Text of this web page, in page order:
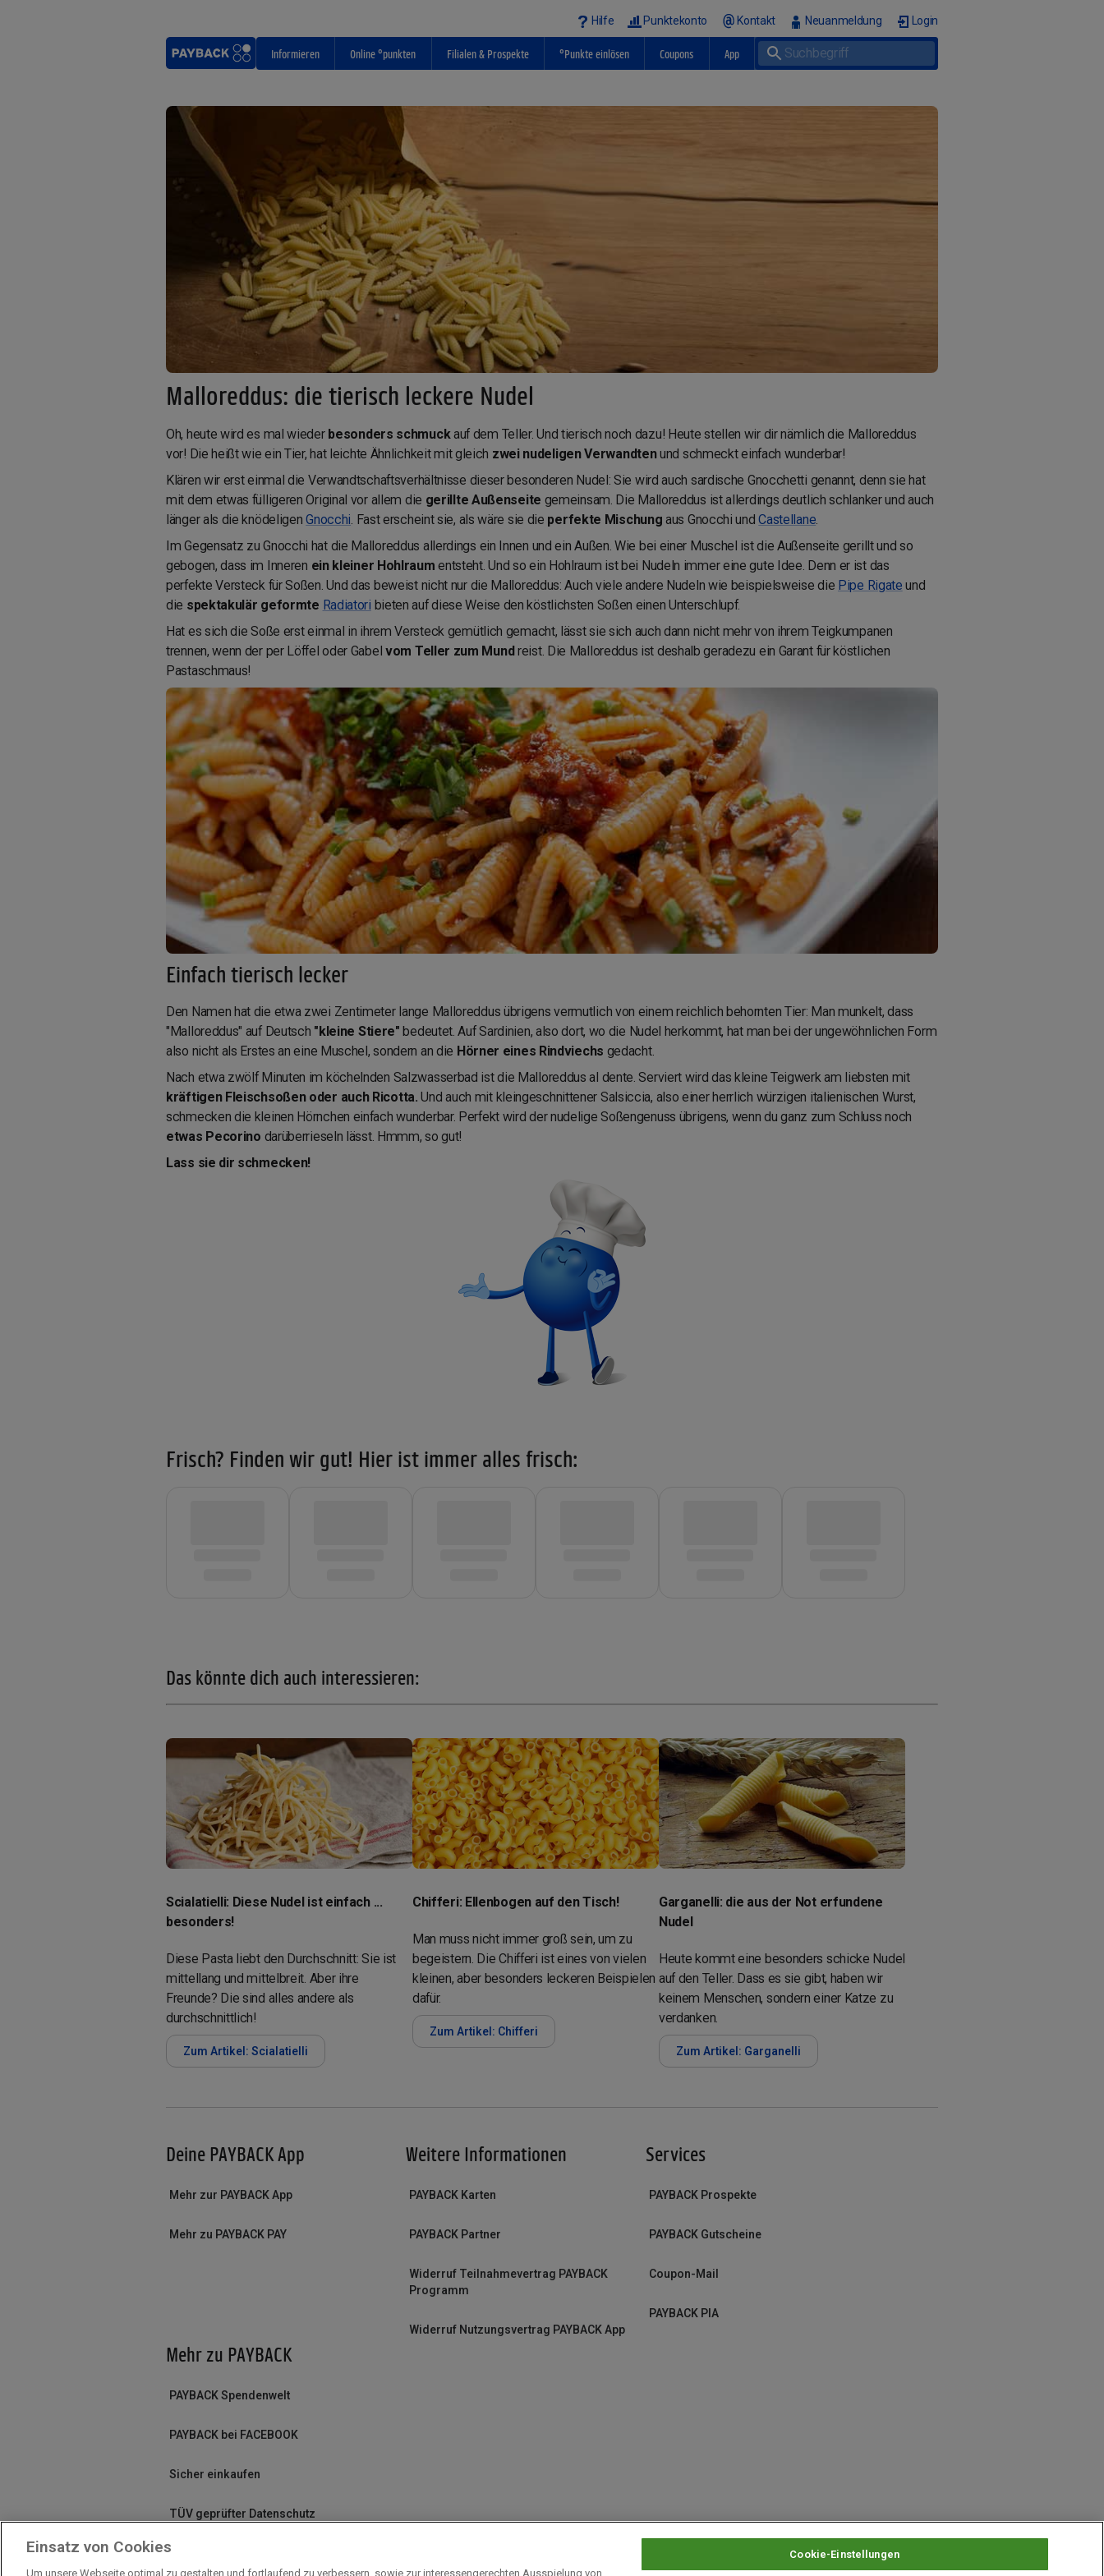
Hilfe Punktekonto Kontakt Neuanmeldung Login
Informieren Online °punkten Filialen & Prospekte °Punkte einlösen Coupons App
Malloreddus: die tierisch leckere Nudel
Oh, heute wird es mal wieder besonders schmuck auf dem Teller. Und tierisch noch dazu! Heute stellen wir dir nämlich die Malloreddus
vor! Die heißt wie ein Tier, hat leichte Ähnlichkeit mit gleich zwei nudeligen Verwandtenund schmeckt einfach wunderbar!
Klären wir erst einmal die Verwandtschaftsverhältnisse dieser besonderen Nudel: Sie wird auch sardische Gnocchetti genannt, denn sie hat
mit dem etwas fülligeren Original vor allem die gerillte Außenseite gemeinsam. Die Malloreddus ist allerdings deutlich schlanker und auch
länger als die knödeligenGnocchi . Fast erscheint sie, als wäre sie die perfekte Mischungaus Gnocchi undCastellane
Im Gegensatz zu Gnocchi hat die Malloreddus allerdings ein Innen und ein Außen. Wie bei einer Muschel ist die Außenseite gerillt und so
gebogen, dass im Inneren ein kleiner Hohlraum entsteht. Und so ein Hohlraum ist bei Nudeln immer eine gute Idee. Denn er ist das
perfekte Versteck für Soßen. Und das beweist nicht nur die Malloreddus: Auch viele andere Nudeln wie beispielsweise die Pipe Rigate und
die spektakulär geformte Radiatori bieten auf diese Weise den köstlichsten Soßen einen Unterschlupf.
Hat es sich die Soße erst einmal in ihrem Versteck gemütlich gemacht, lässt sie sich auch dann nicht mehr von ihrem Teigkumpanen
trennen, wenn der per Löffel oder Gabel vom Teller zum Mundreist. Die Malloreddus ist deshalb geradezu ein Garant für köstlichen
Pastaschmaus!
Einfach tierisch lecker
Den Namen hat die etwa zwei Zentimeter lange Malloreddus übrigens vermutlich von einem reichlich behornten Tier: Man munkelt, dass
"Malloreddus" auf Deutsch "kleine Stiere" bedeutet. Auf Sardinien, also dort, wo die Nudel herkommt, hat man bei der ungewöhnlichen Form
also nicht als Erstes an eine Muschel, sondern an die Hörner eines Rindviechs gedacht.
Nach etwa zwölf Minuten im köchelnden Salzwasserbad ist die Malloreddus al dente. Serviert wird das kleine Teigwerk am liebsten mit
kräftigen Fleischsoßen oder auch Ricotta.Und auch mit kleingeschnittener Salsiccia, also einer herrlich würzigen italienischen Wurst,
schmecken die kleinen Hörnchen einfach wunderbar. Perfekt wird der nudelige Soßengenuss übrigens, wenn du ganz zum Schluss noch
etwas Pecorino darüberrieseln lässt. Hmmm, so gut!
Lass sie dir schmecken!
Frisch? Finden wir gut! Hier ist immer alles frisch:
Das könnte dich auch interessieren:
Scialatielli: Diese Nudel ist einfach ...
besonders!
Diese Pasta liebt den Durchschnitt: Sie ist
mittellang und mittelbreit. Aber ihre
Freunde? Die sind alles andere als
durchschnittlich!
Zum Artikel: Scialatielli
Chifferi: Ellenbogen auf den Tisch!
Man muss nicht immer groß sein, um zu
begeistern. Die Chifferi ist eines von vielen
kleinen, aber besonders leckeren Beispielen
dafür.
Zum Artikel: Chifferi
Garganelli: die aus der Not erfundene
Nudel
Heute kommt eine besonders schicke Nudel
auf den Teller. Dass es sie gibt, haben wir
keinem Menschen, sondern einer Katze zu
verdanken.
Zum Artikel: Garganelli
Deine PAYBACK App
Mehr zur PAYBACK App
Mehr zu PAYBACK PAY
Weitere Informationen
PAYBACK Karten
PAYBACK Partner
Widerruf Teilnahmevertrag PAYBACK
Programm
Widerruf Nutzungsvertrag PAYBACK App
Services
PAYBACK Prospekte
PAYBACK Gutscheine
Coupon-Mail
PAYBACK PIA
Mehr zu PAYBACK
PAYBACK Spendenwelt
PAYBACK bei FACEBOOK
Sicher einkaufen
TÜV geprüfter Datenschutz
Einsatz von Cookies
Um unsere Webseite optimal zu gestalten und fortlaufend zu verbessern, sowie zur interessengerechten Ausspielung von
Cookie-Einstellungen